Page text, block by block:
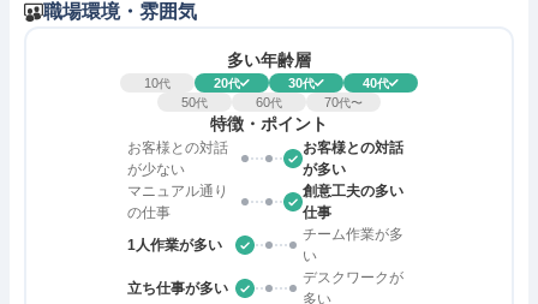
職場環境・雰囲気
多い年齢層
10代 20代 30代 40代
50代 60代 70代〜
特徴・ポイント
お客様との対話
が少ない
お客様との対話
が多い
マニュアル通り
の仕事
創意工夫の多い
仕事
1人作業が多い
チーム作業が多
い
立ち仕事が多い
デスクワークが
多い